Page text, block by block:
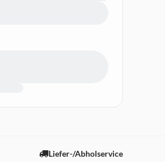
Liefer-/Abholservice